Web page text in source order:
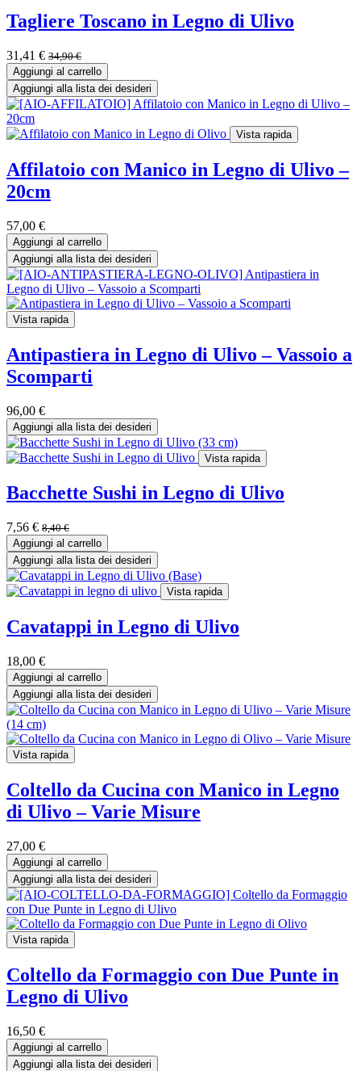
Tagliere Toscano in Legno di Ulivo
31,41 € 34,90€
Aggiungi al carrello
Aggiungi alla lista dei desideri
Vista rapida
Affilatoio con Manico in Legno di Ulivo –
20cm
57,00 €
Aggiungi al carrello
Aggiungi alla lista dei desideri
Vista rapida
Antipastiera in Legno di Ulivo – Vassoio a
Scomparti
96,00 €
Aggiungi alla lista dei desideri
Vista rapida
Bacchette Sushi in Legno di Ulivo
7,56 € 8,40€
Aggiungi al carrello
Aggiungi alla lista dei desideri
Vista rapida
Cavatappi in Legno di Ulivo
18,00 €
Aggiungi al carrello
Aggiungi alla lista dei desideri
Vista rapida
Coltello da Cucina con Manico in Legno
di Ulivo – Varie Misure
27,00 €
Aggiungi al carrello
Aggiungi alla lista dei desideri
Vista rapida
Coltello da Formaggio con Due Punte in
Legno di Ulivo
16,50 €
Aggiungi al carrello
Aggiungi alla lista dei desideri